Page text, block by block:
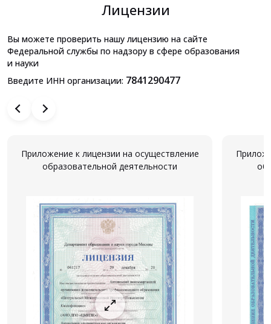
Лицензии
Вы можете проверить нашу лицензию на сайте
Федеральной службы по надзору в сфере образования
и науки
Введите ИНН организации: 7841290477
Приложение к лицензии на осуществление
образовательной деятельности